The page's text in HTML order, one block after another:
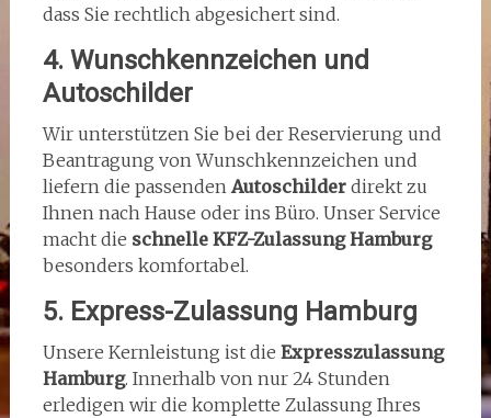
dass Sie rechtlich abgesichert sind.
4. Wunschkennzeichen und
Autoschilder
Wir unterstützen Sie bei der Reservierung und
Beantragung von Wunschkennzeichen und
liefern die passenden Autoschilderdirekt zu
Ihnen nach Hause oder ins Büro. Unser Service
macht die schnelle KFZ-Zulassung Hamburg
besonders komfortabel.
5. Express-Zulassung Hamburg
Unsere Kernleistung ist die Expresszulassung
Hamburg. Innerhalb von nur 24 Stunden
erledigen wir die komplette Zulassung Ihres